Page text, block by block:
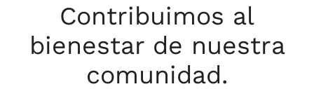
Contribuimos al
bienestar de nuestra
comunidad.